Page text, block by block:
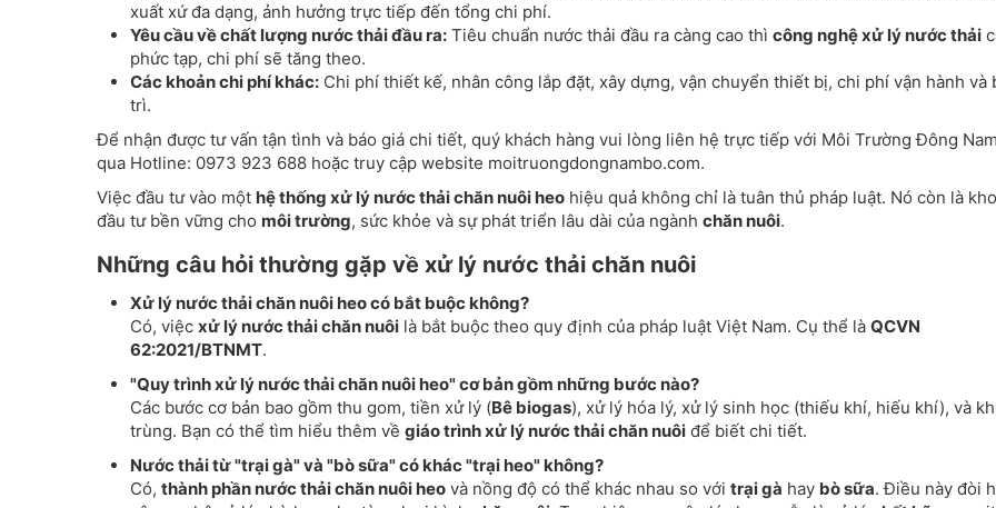
xuất xứ đa dạng, ảnh hưởng trực tiếp đến tổng chi phí.
Yêu cầu về chất lượng nước thải đầu ra: Tiêu chuẩn nước thải đầu ra càng cao thì công nghệ xử lý nước thải
phức tạp, chi phí sẽ tăng theo.
Các khoản chi phí khác: Chi phí thiết kế, nhân công lắp đặt, xây dựng, vận chuyển thiết bị, chi phí vận hành và
trì.
Để nhận được tư vấn tận tình và báo giá chi tiết, quý khách hàng vui lòng liên hệ trực tiếp với Môi Trường Đông
qua Hotline: 0973 923 688 hoặc truy cập website moitruongdongnambo.com.
Việc đầu tư vào một hệ thống xử lý nước thải chăn nuôi heo hiệu quả không chỉ là tuân thủ pháp luật. Nó còn là
đầu tư bền vững cho môi trường, sức khỏe và sự phát triển lâu dài của ngành chăn nuôi.
Những câu hỏi thường gặp về xử lý nước thải chăn nuôi
Xử lý nước thải chăn nuôi heo có bắt buộc không?
Có, việc xử lý nước thải chăn nuôi là bắt buộc theo quy định của pháp luật Việt Nam. Cụ thể là QCVN
62:2021/BTNMT.
"Quy trình xử lý nước thải chăn nuôi heo" cơ bản gồm những bước nào?
Các bước cơ bản bao gồm thu gom, tiền xử lý (Bê biogas), xử lý hóa lý, xử lý sinh học (thiếu khí, hiếu khí), và
trùng. Bạn có thể tìm hiểu thêm về giáo trình xử lý nước thải chăn nuôi để biết chi tiết.
Nước thải từ "trại gà" và "bò sữa" có khác "trại heo" không?
Có, thành phần nước thải chăn nuôi heo và nồng độ có thể khác nhau so với trại gà hay bò sữa. Điều này đòi